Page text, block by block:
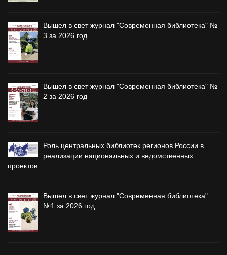
Вышел в свет журнал "Современная библиотека" №
3 за 2026 год
Вышел в свет журнал "Современная библиотека" №
2 за 2026 год
Роль центральных библиотек регионов России в
реализации национальных и ведомственных
проектов
Вышел в свет журнал "Современная библиотека"
№1 за 2026 год